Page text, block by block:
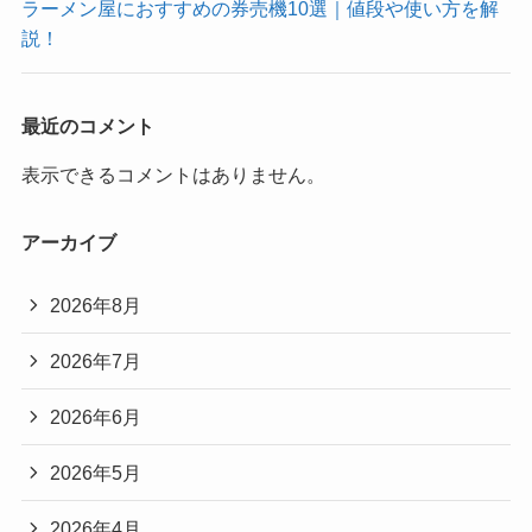
ラーメン屋におすすめの券売機10選｜値段や使い方を解
説！
最近のコメント
表示できるコメントはありません。
アーカイブ
2026年8月
2026年7月
2026年6月
2026年5月